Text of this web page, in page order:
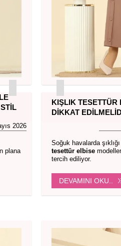
2026
plana
KIŞLIK TESETTÜR
DIKKAT
Soğuk havalarda
tesettür elbise
tercih ediliyor.
DEVAMINI OKU..